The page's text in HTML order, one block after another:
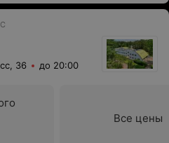
36 до 20:00
Все цены